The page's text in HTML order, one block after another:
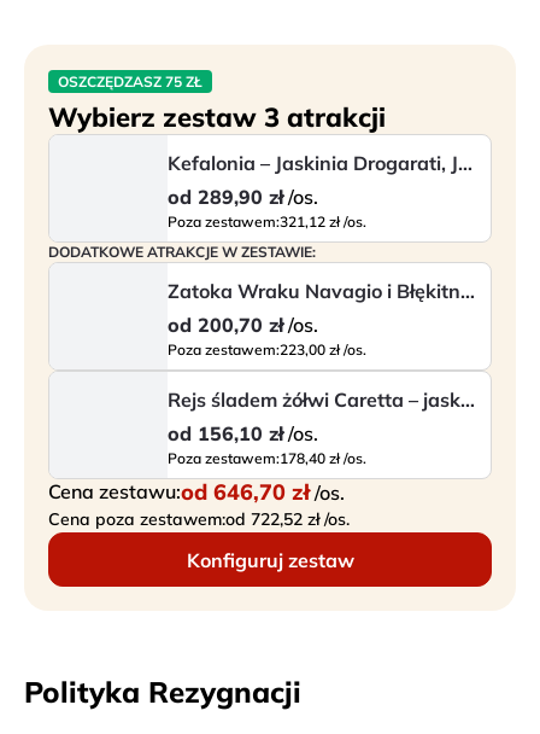
OSZCZĘDZASZ 75 ZŁ
Wybierz zestaw 3 atrakcji
Kefalonia – Jaskinia Drogarati, Jezioro Melissani i Assos
od 289,90 zł /os.
Poza zestawem:321,12 zł /os.
DODATKOWE ATRAKCJE W ZESTAWIE:
Zatoka Wraku Navagio i Błękitne Groty - rejs po północnym wybrzeżu Zakyntho...
od 200,70 zł /os.
Poza zestawem:223,00 zł /os.
Rejs śladem żółwi Caretta – jaskinie Keri i wyspa Marathonisi
od 156,10 zł /os.
Poza zestawem:178,40 zł /os.
Cena zestawu:od 646,70 zł /os.
Cena poza zestawem:od 722,52 zł /os.
Konfiguruj zestaw
Polityka Rezygnacji